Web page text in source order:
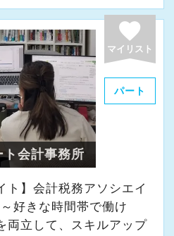
favorite
マイリスト
パート
会計事務所
ト】会計税務アソシエイ
好きな時間帯で働け
両立して、スキルアップ